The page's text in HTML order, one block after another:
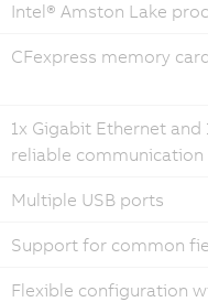
Intel® Amston Lake
CFexpress memory
1x Gigabit Ethernet
reliable communication
Multiple USB ports
Support for common
Flexible configuration